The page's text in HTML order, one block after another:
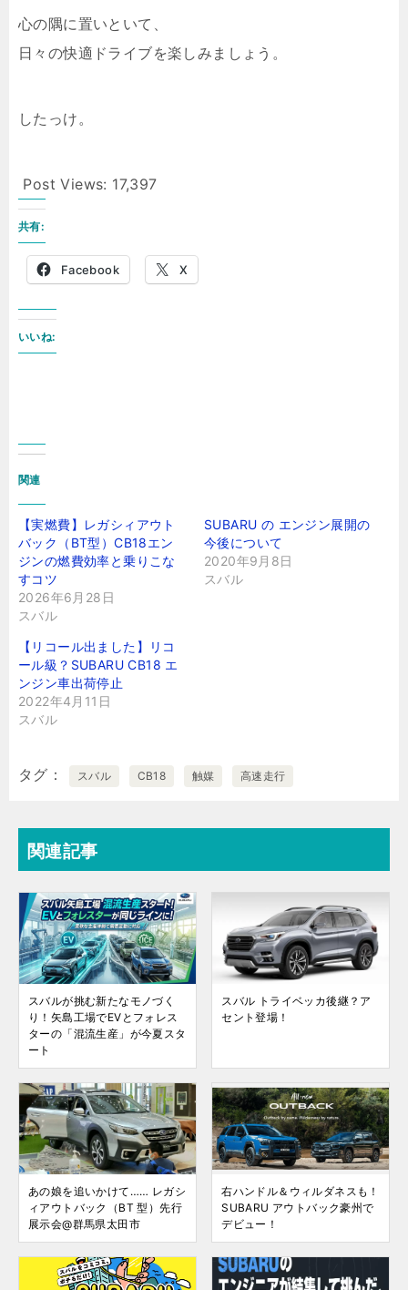
心の隅に置いといて、
日々の快適ドライブを楽しみましょう。
したっけ。
Post Views: 17,397
共有:
Facebook X
いいね:
関連
【実燃費】レガシィアウト
バック（BT型）CB18エン
ジンの燃費効率と乗りこな
すコツ
2026年6月28日
スバル
SUBARU の エンジン展開の
今後について
2020年9月8日
スバル
【リコール出ました】リコ
ール級？SUBARU CB18 エ
ンジン車出荷停止
2022年4月11日
スバル
タグ スバル CB18 触媒 高速走行
関連記事
スバルが挑む新たなモノづく
り！矢島工場でEVとフォレス
ターの「混流生産」が今夏スタ
ート
スバル トライベッカ後継？ア
セント登場！
あの娘を追いかけて…… レガシ
ィアウトバック（BT 型）先行
展示会@群馬県太田市
右ハンドル＆ウィルダネスも！
SUBARU アウトバック豪州で
デビュー！